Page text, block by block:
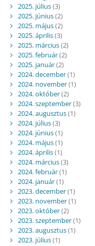
2025. július(3)
2025. június(2)
2025. május(2)
2025. április(3)
2025. március(2)
2025. február(2)
2025. január(2)
2024. december(1)
2024. november(1)
2024. október(2)
2024. szeptember(3)
2024. augusztus(1)
2024. július(3)
2024. június(1)
2024. május(1)
2024. április(1)
2024. március(3)
2024. február(1)
2024. január(1)
2023. december(1)
2023. november(1)
2023. október(2)
2023. szeptember(1)
2023. augusztus(1)
2023. július(1)